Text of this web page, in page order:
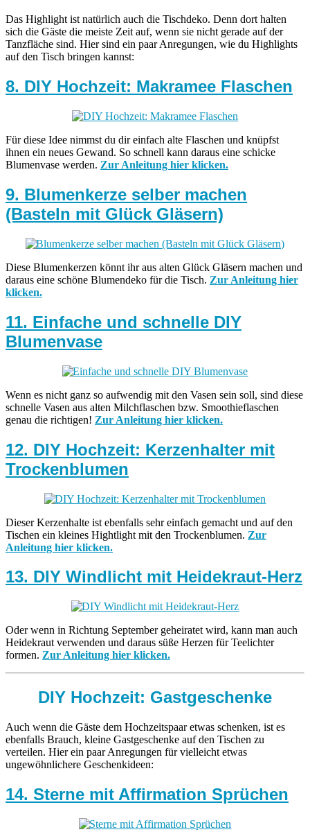
Das Highlight ist natürlich auch die Tischdeko. Denn dort halten
sich die Gäste die meiste Zeit auf, wenn sie nicht gerade auf der
Tanzfläche sind. Hier sind ein paar Anregungen, wie du Highlights
auf den Tisch bringen kannst:
8. DIY Hochzeit: Makramee Flaschen
Für diese Idee nimmst du dir einfach alte Flaschen und knüpfst
ihnen ein neues Gewand. So schnell kann daraus eine schicke
Blumenvase werden. Zur Anleitung hier klicken.
9. Blumenkerze selber machen
(Basteln mit Glück Gläsern)
Diese Blumenkerzen könnt ihr aus alten Glück Gläsern machen und
daraus eine schöne Blumendeko für die Tisch. Zur Anleitung hier
klicken.
11. Einfache und schnelle DIY
Blumenvase
Wenn es nicht ganz so aufwendig mit den Vasen sein soll, sind diese
schnelle Vasen aus alten Milchflaschen bzw. Smoothieflaschen
genau die richtigen! Zur Anleitung hier klicken.
12. DIY Hochzeit: Kerzenhalter mit
Trockenblumen
Dieser Kerzenhalte ist ebenfalls sehr einfach gemacht und auf den
Tischen ein kleines Hightlight mit den Trockenblumen. Zur
Anleitung hier klicken.
13. DIY Windlicht mit Heidekraut-Herz
Oder wenn in Richtung September geheiratet wird, kann man auch
Heidekraut verwenden und daraus süße Herzen für Teelichter
formen. Zur Anleitung hier klicken.
DIY Hochzeit: Gastgeschenke
Auch wenn die Gäste dem Hochzeitspaar etwas schenken, ist es
ebenfalls Brauch, kleine Gastgeschenke auf den Tischen zu
verteilen. Hier ein paar Anregungen für vielleicht etwas
ungewöhnlichere Geschenkideen:
14. Sterne mit Affirmation Sprüchen